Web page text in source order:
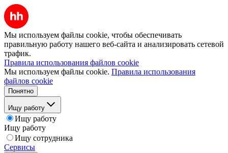
Мы используем файлы cookie, чтобы обеспечивать
правильную работу нашего веб-сайта и анализировать сетевой
трафик.
Правила использования файлов cookie
Мы используем файлы cookie. Правила использования
файлов cookie
Понятно
Ищу работу
Ищу работу
Ищу работу
Ищу сотрудника
Сервисы